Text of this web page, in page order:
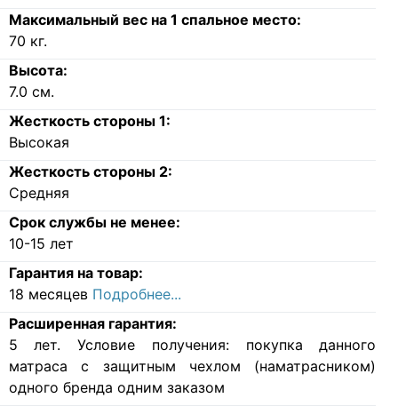
Максимальный вес на 1 спальное место:
70 кг.
Высота:
7.0 см.
Жесткость стороны 1:
Высокая
Жесткость стороны 2:
Средняя
Срок службы не менее:
10-15 лет
Гарантия на товар:
18 месяцев Подробнее...
Расширенная гарантия:
5 лет. Условие получения: покупка данного
матраса с защитным чехлом (наматрасником)
одного бренда одним заказом